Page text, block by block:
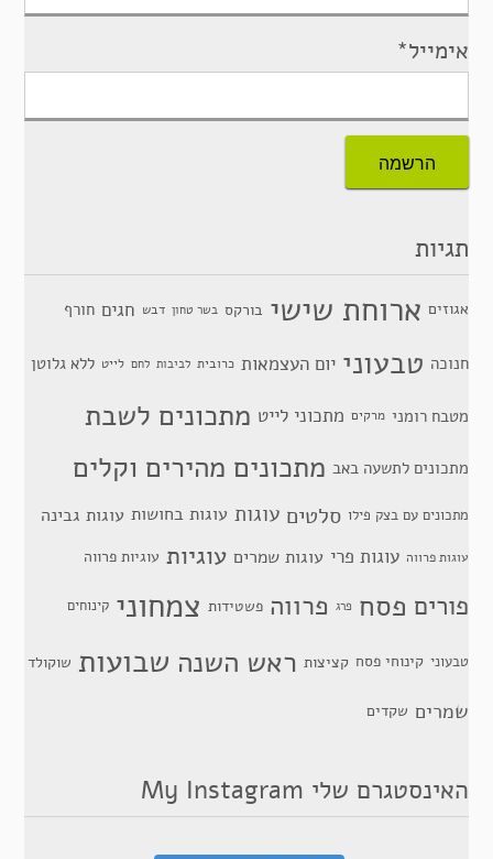
אימייל*
תגיות
אגוזים ארוחת שישי בורקס בשר טחון דבש חגים חורף
חנוכה טבעוני יום העצמאות כרובית לביבות לחם לייט ללא גלוטן
מטבח רומני מרקים מתכוני לייט מתכונים לשבת
מתכונים לתשעה באב מתכונים מהירים וקלים
מתכונים עם בצק פילו סלטים עוגות עוגות בחושות עוגות גבינה
עוגות פרווה עוגות פרי עוגות שמרים עוגיות עוגיות פרווה
פורים פסח פרג פרווה פשטידות צמחוני קינוחים
טבעוני קינוחי פסח קציצות ראש השנה שבועות שוקולד
שמרים שקדים
האינסטגרם שלי My Instagram